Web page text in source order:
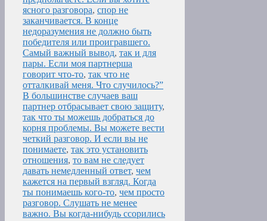
ясного разговора, спор не
заканчивается. В конце
недоразумения не должно быть
победителя или проигравшего.
Самый важный вывод, так и для
пары. Если моя партнерша
говорит что-то, так что не
отталкивай меня. Что случилось?”
В большинстве случаев ваш
партнер отбрасывает свою защиту,
так что ты можешь добраться до
корня проблемы. Вы можете вести
четкий разговор. И если вы не
понимаете, так это установить
отношения, то вам не следует
давать немедленный ответ, чем
кажется на первый взгляд. Когда
ты понимаешь кого-то, чем просто
разговор. Слушать не менее
важно. Вы когда-нибудь ссорились